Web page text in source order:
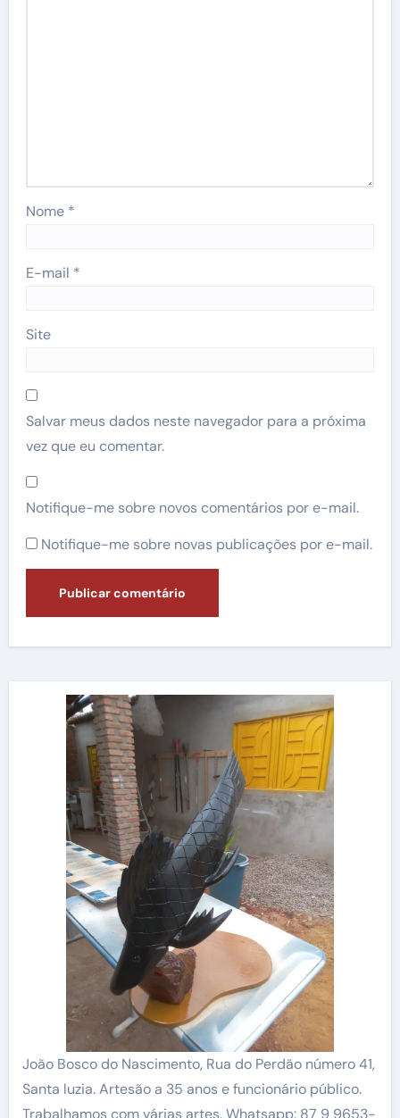
Nome *
E-mail *
Site
Salvar meus dados neste navegador para a próxima
vez que eu comentar.
Notifique-me sobre novos comentários por e-mail.
Notifique-me sobre novas publicações por e-mail.
João Bosco do Nascimento, Rua do Perdão número 41,
Santa luzia. Artesão a 35 anos e funcionário público.
Trabalhamos com várias artes. Whatsapp: 87 9 9653-